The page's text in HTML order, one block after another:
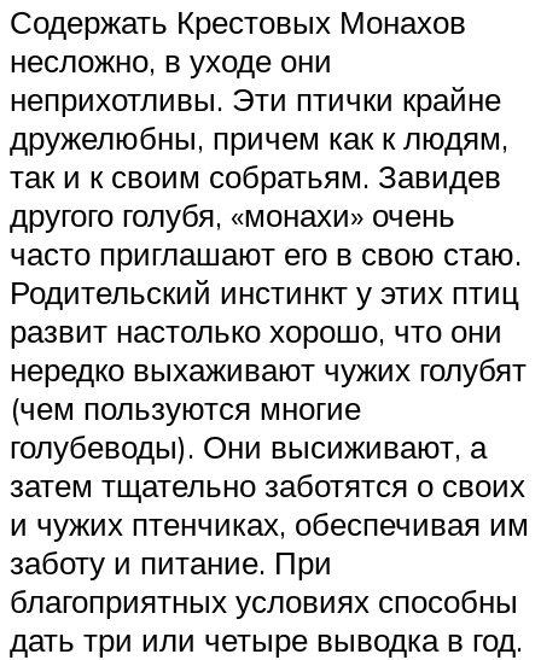
Содержать Крестовых Монахов
несложно, в уходе они
неприхотливы. Эти птички крайне
дружелюбны, причем как к людям,
так и к своим собратьям. Завидев
другого голубя, «монахи» очень
часто приглашают его в свою стаю.
Родительский инстинкт у этих птиц
развит настолько хорошо, что они
нередко выхаживают чужих голубят
(чем пользуются многие
голубеводы). Они высиживают, а
затем тщательно заботятся о своих
и чужих птенчиках, обеспечивая им
заботу и питание. При
благоприятных условиях способны
дать три или четыре выводка в год.